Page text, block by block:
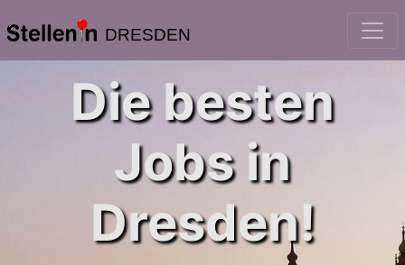
DRESDEN
Die besten
Jobs in
Dresden!